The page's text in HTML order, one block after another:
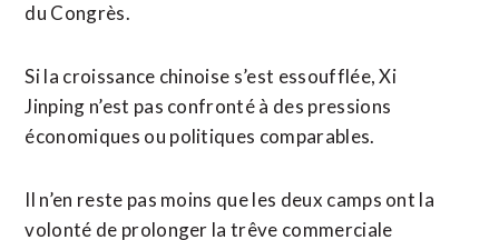
du Congrès.
Si la croissance chinoise s’est essoufflée, Xi
Jinping n’est pas confronté à des pressions
économiques ou politiques comparables.
Il n’en reste pas moins que les deux camps ont la
volonté de prolonger la trêve commerciale